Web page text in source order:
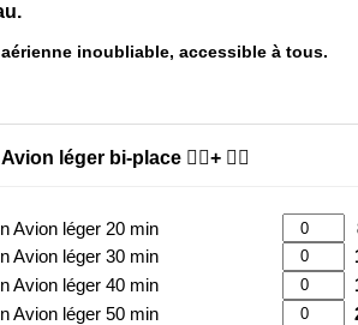
inoubliable, accessible à tous.
léger bi-place 🙍‍♂️+ 🧑‍✈️
Avion léger 20 min
Avion léger 30 min
Avion léger 40 min
Avion léger 50 min